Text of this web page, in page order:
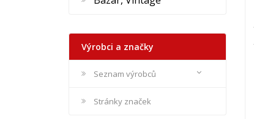
Výrobci a značky
Seznam výrobců
Stránky značek